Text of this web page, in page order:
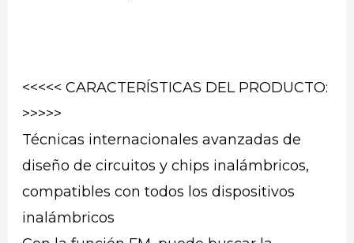
<<<<< CARACTERÍSTICAS DEL PRODUCTO:
>>>>>
Técnicas internacionales avanzadas de
diseño de circuitos y chips inalámbricos,
compatibles con todos los dispositivos
inalámbricos